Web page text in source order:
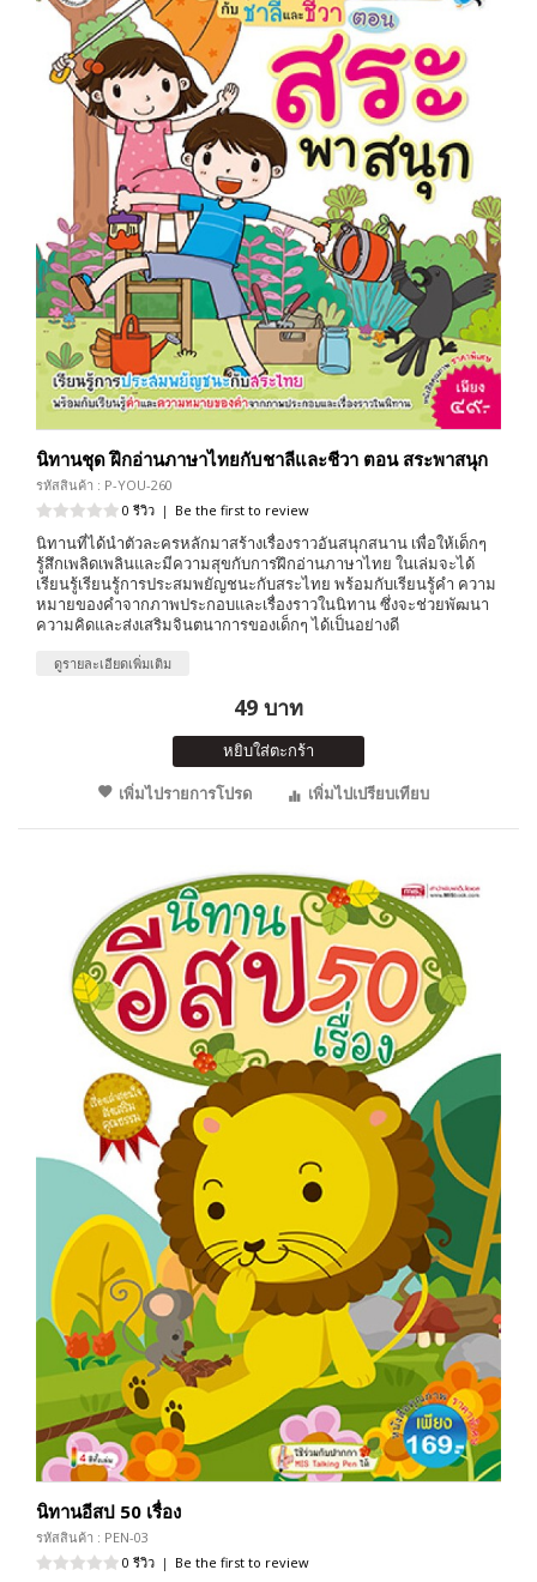
นิทานชุด ฝึกอ่านภาษาไทยกับชาลีและชีวา ตอน สระพาสนุก
รหัสสินค้า : P-YOU-260
0 รีวิว | Be the first to review
นิทานที่ได้นำตัวละครหลักมาสร้างเรื่องราวอันสนุกสนาน เพื่อให้เด็กๆ
รู้สึกเพลิดเพลินและมีความสุขกับการฝึกอ่านภาษาไทย ในเล่มจะได้
เรียนรู้เรียนรู้การประสมพยัญชนะกับสระไทย พร้อมกับเรียนรู้คำ ความ
หมายของคำจากภาพประกอบและเรื่องราวในนิทาน ซึ่งจะช่วยพัฒนา
ความคิดและส่งเสริมจินตนาการของเด็กๆ ได้เป็นอย่างดี
ดูรายละเอียดเพิ่มเติม
49 บาท
หยิบใส่ตะกร้า
เพิ่มไปรายการโปรด
เพิ่มไปเปรียบเทียบ
นิทานอีสป 50 เรื่อง
รหัสสินค้า : PEN-03
0 รีวิว | Be the first to review